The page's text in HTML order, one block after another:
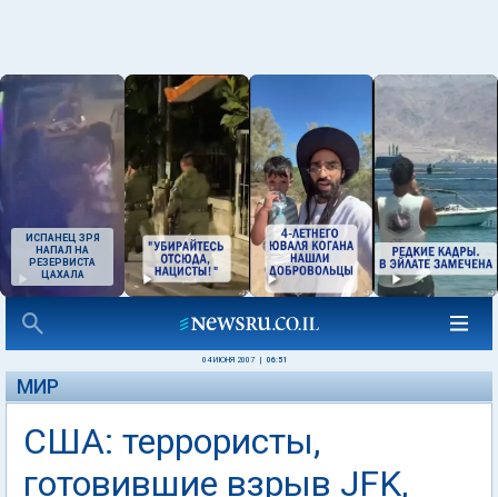
ИСПАНЕЦ ЗРЯ
НАПАЛ НА
РЕЗЕРВИСТА
ЦАХАЛА
04 ИЮНЯ 2007 06:51
МИР
США: террористы,
готовившие взрыв JFK,